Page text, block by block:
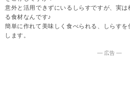
意外と活用できずにいるしらすですが、実
る食材なんです♪
簡単に作れて美味しく食べられる、しらす
します。
― 広告 ―